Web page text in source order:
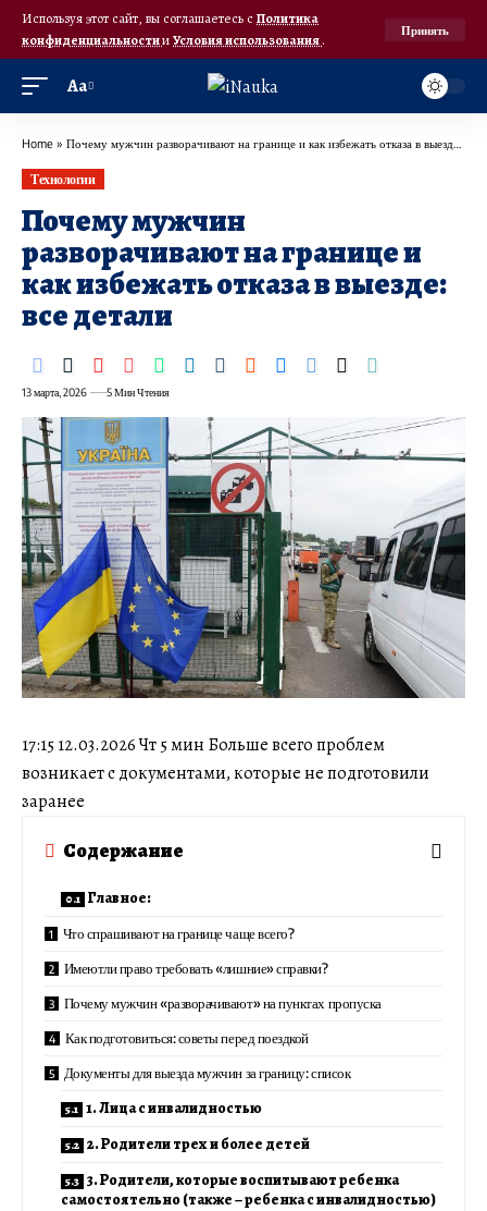
Используя этот сайт, вы соглашаетесь с Политика
конфиденциальностииУсловия использования.
Принять
Аа
Home » Почему мужчин разворачивают на границе и как избежать отказа в выезде: все детали
Технологии
Почему мужчин
разворачивают на границе и
как избежать отказа в выезде:
все детали
13 марта, 2026 5 Мин Чтения
17:15 12.03.2026 Чт 5 мин Больше всего проблем
возникает с документами, которые не подготовили
заранее
Содержание
Главное:
Что спрашивают на границе чаще всего?
Имеютли право требовать «лишние» справки?
Почему мужчин «разворачивают» на пунктах пропуска
Как подготовиться: советы перед поездкой
Документы для выезда мужчин за границу: список
1. Лица с инвалидностью
2. Родители трех и более детей
3. Родители, которые воспитывают ребенка
самостоятельно (также – ребенка с инвалидностью)